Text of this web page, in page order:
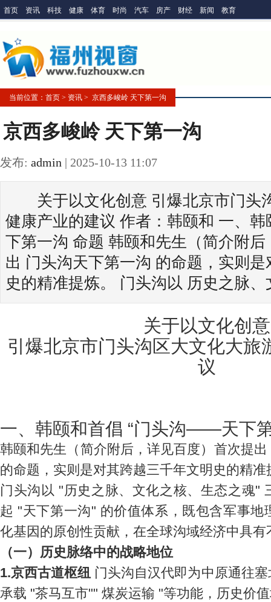
首页 资讯 科技 健康 体育 时尚 汽车 房产 财经 新闻 教育
当前位置： 首页 > 资讯 > 京西多峻岭 天下第一沟
京西多峻岭 天下第一沟
发布: admin | 2025-10-13 11:07
关于以文化创意 引爆北京市门头
健康产业的建议 作者：韩颐和 一、
下第一沟 命题 韩颐和先生（简介附
出 门头沟天下第一沟 的命题，实则
史的精准提炼。 门头沟以 历史之脉、
关于以文化创意
引爆北京市门头沟区大文化大旅
议
一、韩颐和首倡 “门头沟——天下
韩颐和先生（简介附后，详见百度）首次提
的命题，实则是对其跨越三千年文明史的精准
门头沟以 "历史之脉、文化之核、生态之魂"
起 "天下第一沟" 的价值体系，既包含军事地
化基因的原创性贡献，在全球沟域经济中具
（一）历史脉络中的战略地位
1.京西古道枢纽 门头沟自汉代即为中原通往
承载 "茶马互市"" 煤炭运输 "等功能，历史价